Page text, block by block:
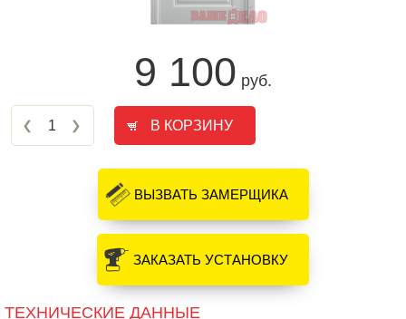
9 100 руб.
ВЫЗВАТЬ ЗАМЕРЩИКА
ЗАКАЗАТЬ УСТАНОВКУ
ТЕХНИЧЕСКИЕ ДАННЫЕ